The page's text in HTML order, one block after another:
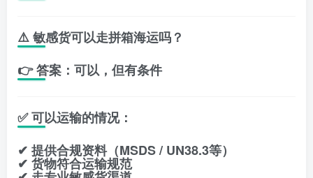
⚠️ 敏感货可以走拼箱海运吗？
👉 答案： 可以，但有条件
✅ 可以运输的情况：
✔ 提供合规资料（MSDS / UN38.3等）
✔ 货物符合运输规范